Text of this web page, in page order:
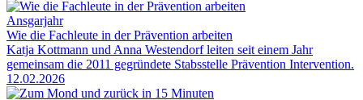
Ansgarjahr
Wie die Fachleute in der Prävention arbeiten
Katja Kottmann und Anna Westendorf leiten seit einem Jahr
gemeinsam die 2011 gegründete Stabsstelle Prävention Intervention.
12.02.2026